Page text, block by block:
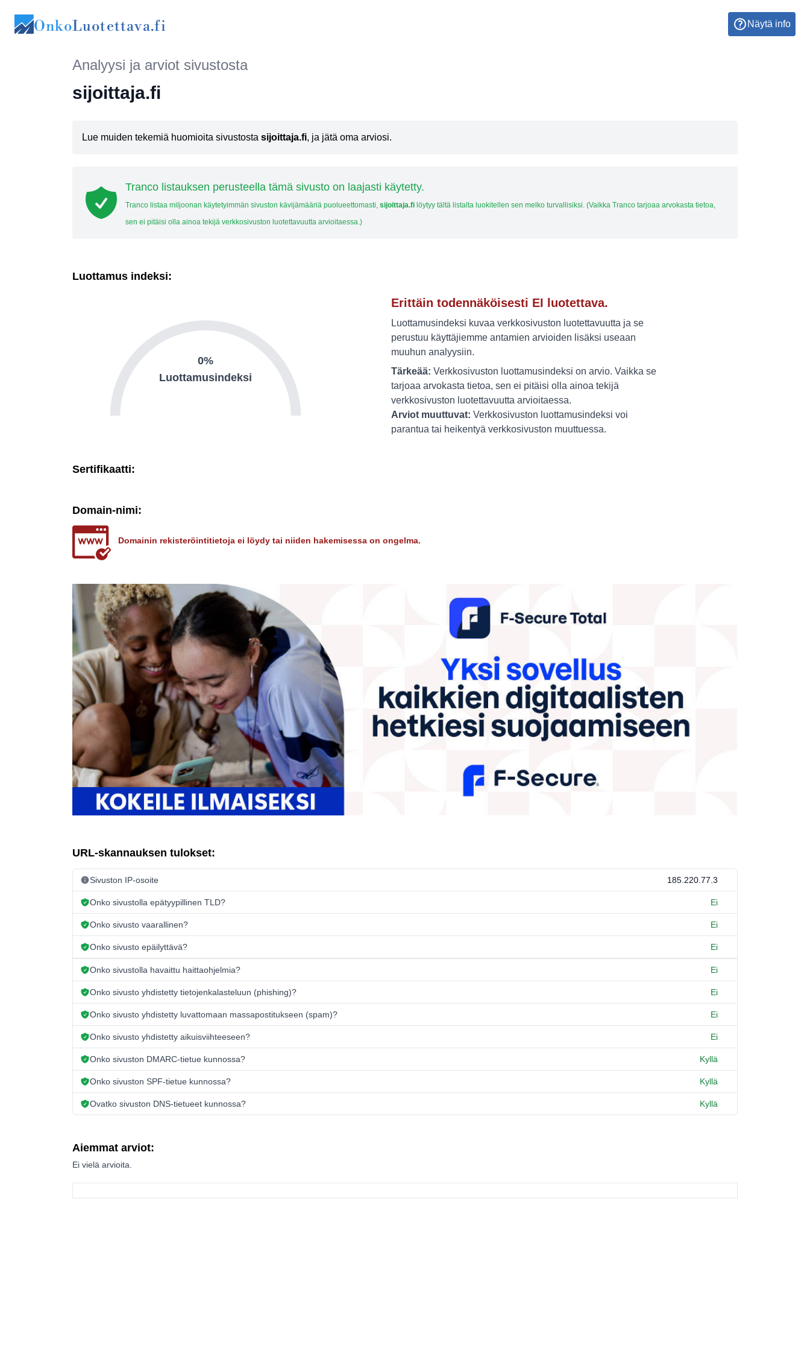
OnkoLuotettava.fi Näytä info
Analyysi ja arviot sivustosta
sijoittaja.fi
Lue muiden tekemiä huomioita sivustosta sijoittaja.fi, ja jätä oma arviosi.
Tranco listauksen perusteella tämä sivusto on laajasti käytetty.
Tranco listaa miljoonan käytetyimmän sivuston kävijämääriä puolueettomasti, sijoittaja.fi löytyy tältä listalta luokitellen sen melko turvallisiksi. (Vaikka Tranco tarjoaa arvokasta tietoa,
sen ei pitäisi olla ainoa tekijä verkkosivuston luotettavuutta arvioitaessa.)
Luottamus indeksi:
0%
Luottamusindeksi
Erittäin todennäköisesti EI luotettava.
Luottamusindeksi kuvaa verkkosivuston luotettavuutta ja se
perustuu käyttäjiemme antamien arvioiden lisäksi useaan
muuhun analyysiin.
Tärkeää: Verkkosivuston luottamusindeksi on arvio. Vaikka se
tarjoaa arvokasta tietoa, sen ei pitäisi olla ainoa tekijä
verkkosivuston luotettavuutta arvioitaessa.
Arviot muuttuvat: Verkkosivuston luottamusindeksi voi
parantua tai heikentyä verkkosivuston muuttuessa.
Sertifikaatti:
Domain-nimi:
Domainin rekisteröintitietoja ei löydy tai niiden hakemisessa on ongelma.
URL-skannauksen tulokset:
Sivuston IP-osoite 185.220.77.3
Onko sivustolla epätyypillinen TLD? Ei
Onko sivusto vaarallinen? Ei
Onko sivusto epäilyttävä? Ei
Onko sivustolla havaittu haittaohjelmia? Ei
Onko sivusto yhdistetty tietojenkalasteluun (phishing)? Ei
Onko sivusto yhdistetty luvattomaan massapostitukseen (spam)? Ei
Onko sivusto yhdistetty aikuisviihteeseen? Ei
Onko sivuston DMARC-tietue kunnossa? Kyllä
Onko sivuston SPF-tietue kunnossa? Kyllä
Ovatko sivuston DNS-tietueet kunnossa? Kyllä
Aiemmat arviot:
Ei vielä arvioita.